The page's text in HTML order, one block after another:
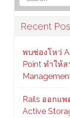
Recent
พบช่องโหว่
Point ทำให้
Rails ออกแ
Active